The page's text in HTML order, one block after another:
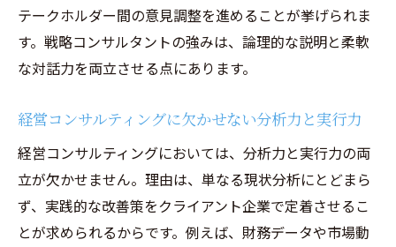
テークホルダー間の意見調整を進めることが挙げられま
す。戦略コンサルタントの強みは、論理的な説明と柔軟
な対話力を両立させる点にあります。
経営コンサルティングに欠かせない分析力と実行力
経営コンサルティングにおいては、分析力と実行力の両
立が欠かせません。理由は、単なる現状分析にとどまら
ず、実践的な改善策をクライアント企業で定着させるこ
とが求められるからです。例えば、財務データや市場動